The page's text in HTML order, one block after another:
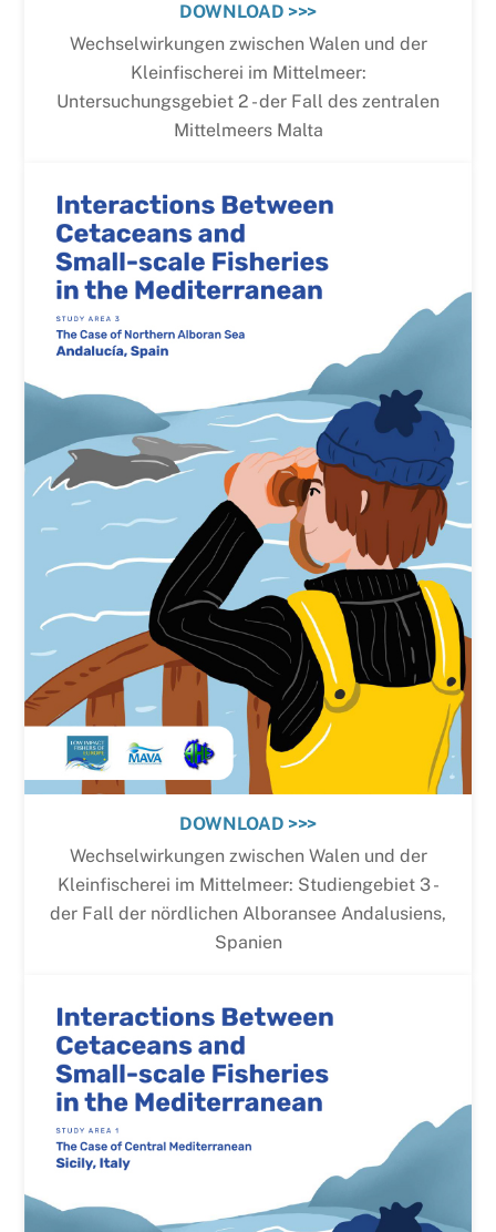
DOWNLOAD >>>
Wechselwirkungen zwischen Walen und der
Kleinfischerei im Mittelmeer:
Untersuchungsgebiet 2 - der Fall des zentralen
Mittelmeers Malta
DOWNLOAD >>>
Wechselwirkungen zwischen Walen und der
Kleinfischerei im Mittelmeer: Studiengebiet 3 -
der Fall der nördlichen Alboransee Andalusiens,
Spanien